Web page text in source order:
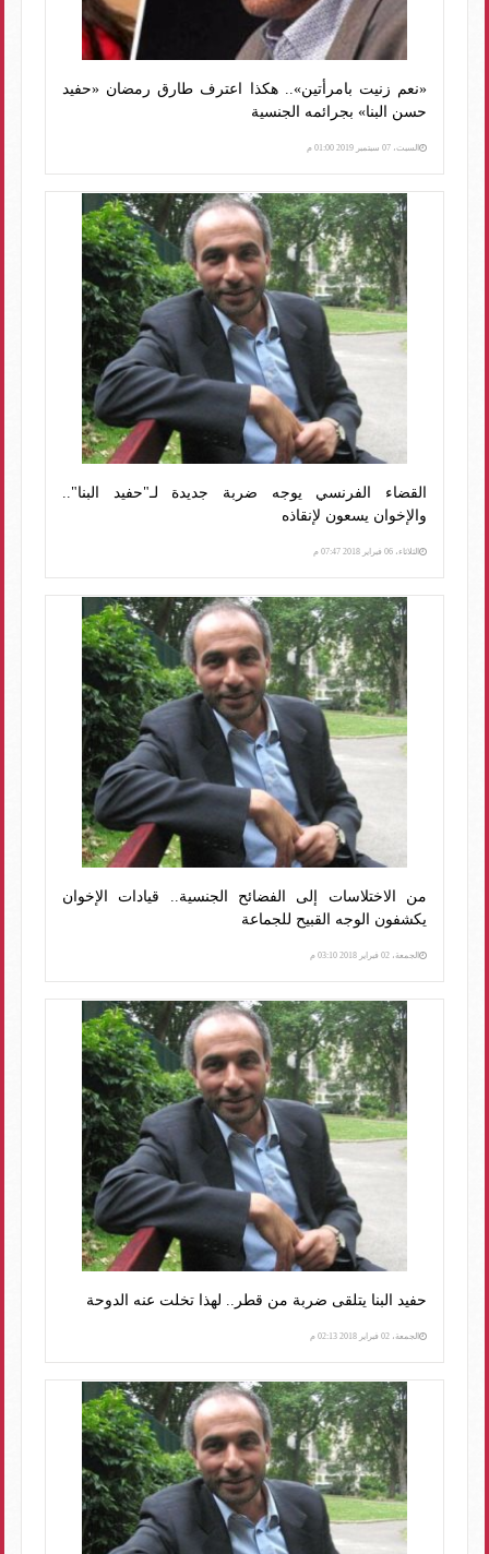
«نعم زنيت بامرأتين».. هكذا اعترف طارق رمضان «حفيد
حسن البنا» بجرائمه الجنسية
السبت، 07 سبتمبر 2019 01:00 م
القضاء الفرنسي يوجه ضربة جديدة لـ"حفيد البنا"..
والإخوان يسعون لإنقاذه
الثلاثاء، 06 فبراير 2018 07:47 م
من الاختلاسات إلى الفضائح الجنسية.. قيادات الإخوان
يكشفون الوجه القبيح للجماعة
الجمعة، 02 فبراير 2018 03:10 م
حفيد البنا يتلقى ضربة من قطر.. لهذا تخلت عنه الدوحة
الجمعة، 02 فبراير 2018 02:13 م